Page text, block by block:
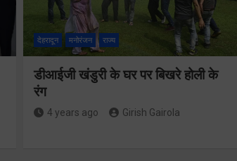
देहरादून मनोरंजन राज्य
डीआईजी खंडुरी के घर पर बिखरे होली के
रंग
4 years ago Girish Gairola
लिए स्थान नहीं,
सम्मान का ढोंग
कर रही कांग्रेसः
कोठियाल